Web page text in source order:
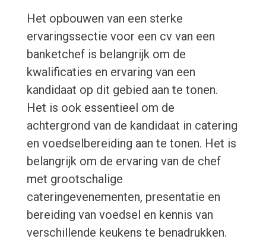
Het opbouwen van een sterke
ervaringssectie voor een cv van een
banketchef is belangrijk om de
kwalificaties en ervaring van een
kandidaat op dit gebied aan te tonen.
Het is ook essentieel om de
achtergrond van de kandidaat in catering
en voedselbereiding aan te tonen. Het is
belangrijk om de ervaring van de chef
met grootschalige
cateringevenementen, presentatie en
bereiding van voedsel en kennis van
verschillende keukens te benadrukken.